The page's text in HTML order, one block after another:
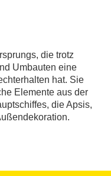
die trotz
Umbauten eine
hat. Sie
Elemente aus der
die Apsis,